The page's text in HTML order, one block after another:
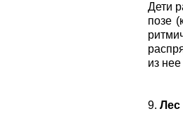
Дети
позе
из
9. Лес